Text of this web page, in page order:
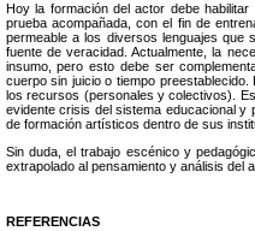
Hoy la formación del actor debe
prueba acompañada, con el fin de
permeable a los diversos lenguajes que
fuente de veracidad. Actualmente, la
insumo, pero esto debe ser
cuerpo sin juicio o tiempo
los recursos (personales y colectivos).
evidente crisis del sistema educacional
de formación artísticos dentro de sus
Sin duda, el trabajo escénico y
extrapolado al pensamiento y análisis del
REFERENCIAS